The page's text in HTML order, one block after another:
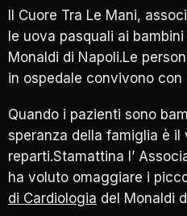
Il Cuore Tra Le Mani,
le uova pasquali ai
Monaldi di Napoli.Le
in ospedale convivono
Quando i pazienti sono
speranza della famiglia è
reparti.Stamattina l’
ha voluto omaggiare i
di Cardiologia del Monaldi